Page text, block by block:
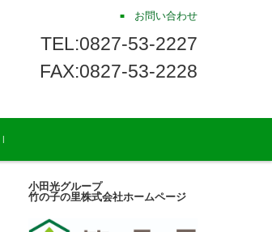
お問い合わせ
TEL:0827-53-2227
FAX:0827-53-2228
小田光グループ
竹の子の里株式会社ホームページ